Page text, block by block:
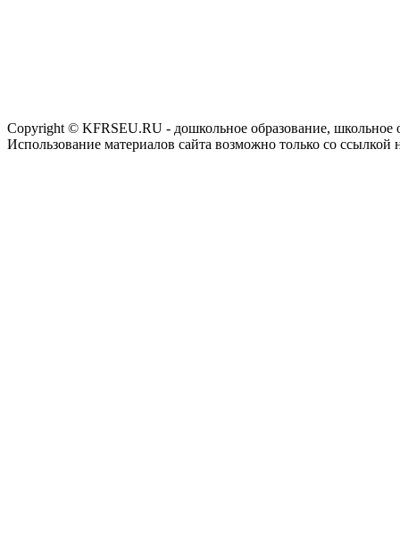
Copyright © KFRSEU.RU - дошкольное образование, школьное
Использование материалов сайта возможно только со ссылкой